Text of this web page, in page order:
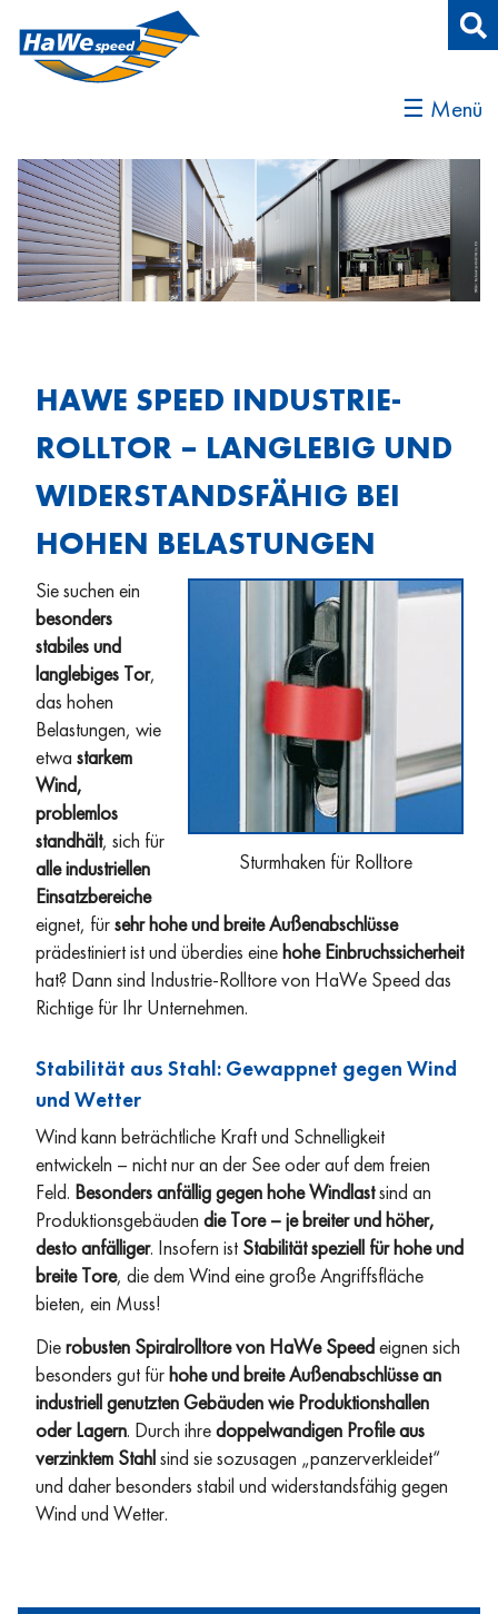
☰ Menü
HAWE SPEED INDUSTRIE-
ROLLTOR – LANGLEBIG UND
WIDERSTANDSFÄHIG BEI
HOHEN BELASTUNGEN
Sturmhaken für Rolltore
Sie suchen ein
besonders
stabiles und
langlebiges Tor,
das hohen
Belastungen, wie
etwa starkem
Wind,
problemlos
standhält, sich für
alle industriellen
Einsatzbereiche
eignet, für sehr hohe und breite Außenabschlüsse
prädestiniert ist und überdies eine hohe Einbruchssicherheit
hat? Dann sind Industrie-Rolltore von HaWe Speed das
Richtige für Ihr Unternehmen.
Stabilität aus Stahl: Gewappnet gegen Wind
und Wetter
Wind kann beträchtliche Kraft und Schnelligkeit
entwickeln – nicht nur an der See oder auf dem freien
Feld. Besonders anfällig gegen hohe Windlastsind an
Produktionsgebäuden die Tore – je breiter und höher,
desto anfälliger. Insofern ist Stabilität speziell für hohe und
breite Tore, die dem Wind eine große Angriffsfläche
bieten, ein Muss!
Die robusten Spiralrolltore von HaWe Speed eignen sich
besonders gut für hohe und breite Außenabschlüsse an
industriell genutzten Gebäuden wie Produktionshallen
oder Lagern. Durch ihre doppelwandigen Profile aus
verzinktem Stahl sind sie sozusagen „panzerverkleidet“
und daher besonders stabil und widerstandsfähig gegen
Wind und Wetter.